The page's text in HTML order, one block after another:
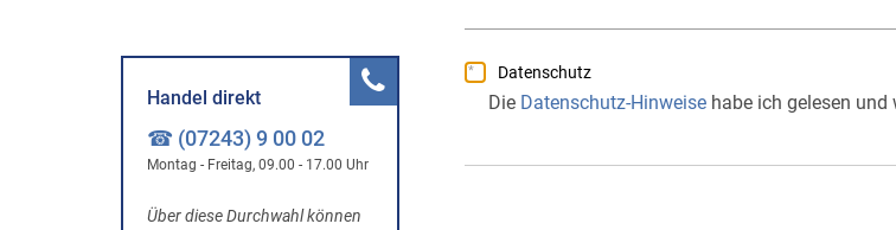
Datenschutz
Die Datenschutz-Hinweise habe ich gelesen und
Handel direkt
☎ (07243) 9 00 02
Montag - Freitag, 09.00 - 17.00 Uhr
Über diese Durchwahl können